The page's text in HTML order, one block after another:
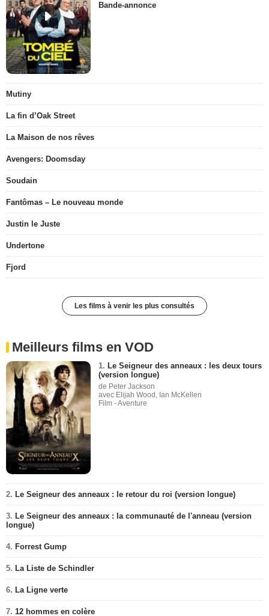
Bande-annonce
Mutiny
La fin d’Oak Street
La Maison de nos rêves
Avengers: Doomsday
Soudain
Fantômas – Le nouveau monde
Justin le Juste
Undertone
Fjord
Les films à venir les plus consultés
Meilleurs films en VOD
1. Le Seigneur des anneaux : les deux tours
(version longue)
de Peter Jackson
avec Elijah Wood, Ian McKellen
Film - Aventure
2. Le Seigneur des anneaux : le retour du roi (version longue)
3. Le Seigneur des anneaux : la communauté de l'anneau (version
longue)
4. Forrest Gump
5. La Liste de Schindler
6. La Ligne verte
7. 12 hommes en colère